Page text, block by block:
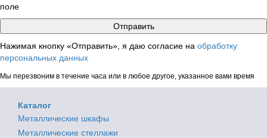
поле
Нажимая кнопку «Отправить», я даю согласие на обработку
персональных данных
Мы перезвоним в течение часа или в любое другое, указанное вами время
Каталог
Металлические шкафы
Металлические стеллажи